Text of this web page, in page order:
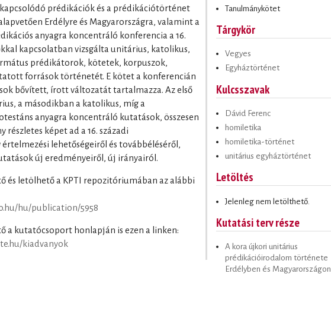
prédikációk és a prédikációtörténet
Erdélyre és Magyarországra, valamint a
anyagra koncentráló konferencia a 16.
kapcsolatban vizsgálta unitárius, katolikus,
prédikátorok, kötetek, korpuszok,
források történetét. E kötet a konferencián
bővített, írott változatát tartalmazza. Az első
a másodikban a katolikus, míg a
anyagra koncentráló kutatások, összesen
képet ad a 16. századi
értelmezési lehetőségeiről és továbbéléséről,
új eredményeiről, új irányairól.
és letölhető a KPTI repozitóriumában az alábbi
hu/publication/5958
a kutatócsoport honlapján is ezen a linken:
kiadvanyok
Tanulmánykötet
Tárgykör
Vegyes
Egyháztörténet
Kulcsszavak
Dávid Ferenc
homiletika
homiletika-történet
unitárius egyháztörténet
Letöltés
Jelenleg nem letölthető.
Kutatási terv része
A kora újkori unitárius
prédikációirodalom története
Erdélyben és Magyarországon